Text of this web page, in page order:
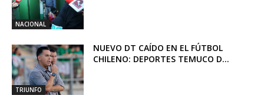
NACIONAL
TRIUNFO
NUEVO DT CAÍDO EN EL FÚTBOL
CHILENO: DEPORTES TEMUCO D...